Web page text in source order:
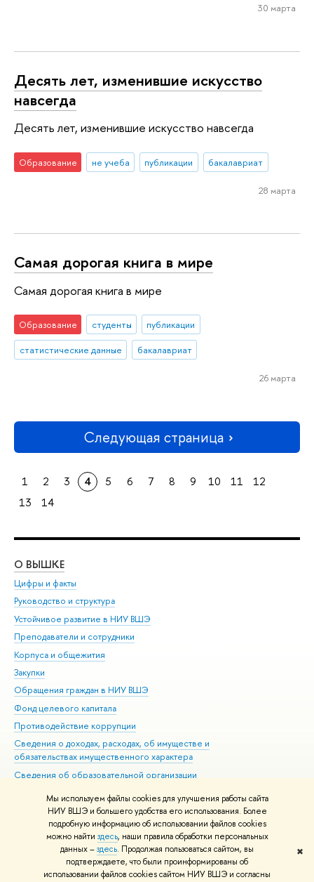
Мы используем файлы cookies для улучшения работы сайта
НИУ ВШЭ и большего удобства его использования. Более
подробную информацию об использовании файлов cookies
можно найти здесь, наши правила обработки персональных
данных –здесь. Продолжая пользоваться сайтом, вы
подтверждаете, что были проинформированы об
использовании файлов cookies сайтом НИУ ВШЭ и согласны
✖
30 марта
Десять лет, изменившие искусство
навсегда
Десять лет, изменившие искусство навсегда
Образование не учеба публикации бакалавриат
28 марта
Самая дорогая книга в мире
Самая дорогая книга в мире
Образование студенты
публикации
статистические данные
бакалавриат
26 марта
Следующая страница
1 2 3 4 5 6 7 8 9 10 11
12
13
14
О ВЫШКЕ
Цифры и факты
Руководство и структура
Устойчивое развитие в НИУ ВШЭ
Преподаватели и сотрудники
Корпуса и общежития
Закупки
Обращения граждан в НИУ ВШЭ
Фонд целевого капитала
Противодействие коррупции
Сведения о доходах, расходах, об имуществе и
обязательствах имущественного характера
Сведения об образовательной организации
Людям с ограниченными возможностями здоровья
Единая платежная страница
Работа в Вышке
© НИУ ВШЭ 1993–2026 Адреса и контакты Условия использования